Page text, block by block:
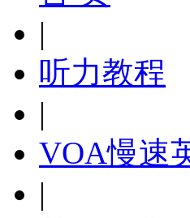
|
听力教程
|
VOA慢速
|